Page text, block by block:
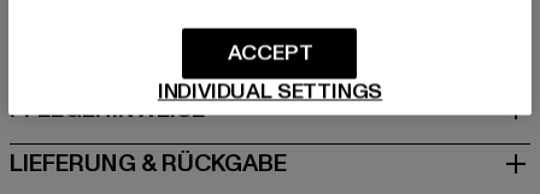
GRÖSSE & PASSFORM
PFLEGEHINWEISE
LIEFERUNG & RÜCKGABE
INDIVIDUAL SETTINGS
ACCEPT